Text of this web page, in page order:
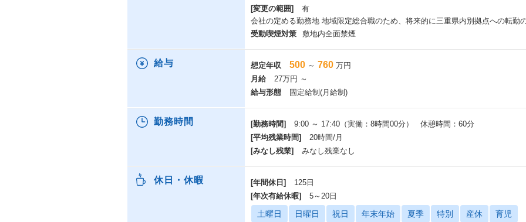
[変更の範囲]
有
会社の定める勤務地 地域限定総合職のため、将来的に三重県内別拠点への転勤
受動喫煙対策
敷地内全面禁煙
給与 想定年収 500 ～ 760 万円
月給
27万円 ～
給与形態
固定給制(月給制)
勤務時間 [勤務時間]
9:00 ～ 17:40（実働：8時間00分） 休憩時間：60分
[平均残業時間]
20時間/月
[みなし残業]
みなし残業なし
休日・休暇 [年間休日]
125日
[年次有給休暇]
5～20日
土曜日 日曜日 祝日 年末年始 夏季 特別 産休 育児